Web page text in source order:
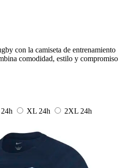
con la camiseta de entrenamiento
comodidad, estilo y compromiso
24h XL 24h 2XL 24h